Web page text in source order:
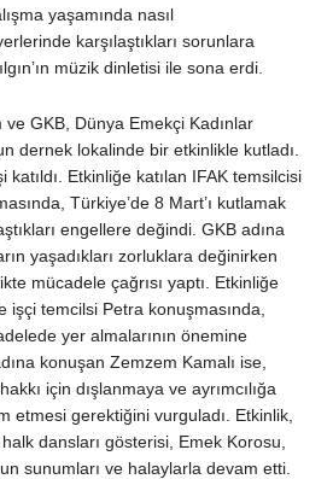
yaşamında nasıl
karşılaştıkları sorunlara
müzik dinletisi ile sona erdi.
ve GKB, Dünya Emekçi Kadınlar
dernek lokalinde bir etkinlikle kutladı.
katıldı. Etkinliğe katılan IFAK temsilcisi
Türkiye’de 8 Mart’ı kutlamak
engellere değindi. GKB adına
yaşadıkları zorluklara değinirken
mücadele çağrısı yaptı. Etkinliğe
işçi temcilsi Petra konuşmasında,
yer almalarının önemine
konuşan Zemzem Kamalı ise,
için dışlanmaya ve ayrımcılığa
etmesi gerektiğini vurguladı. Etkinlik,
dansları gösterisi, Emek Korosu,
sunumları ve halaylarla devam etti.